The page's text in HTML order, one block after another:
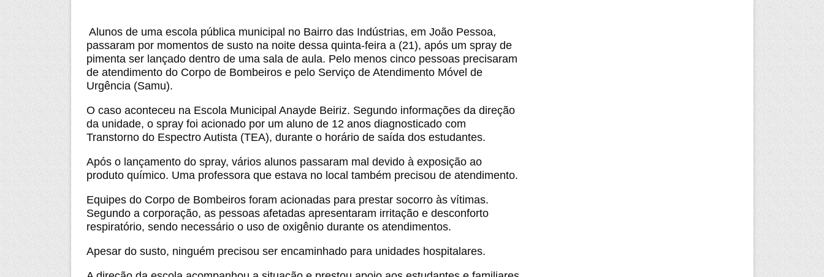
Alunos de uma escola pública municipal no Bairro das Indústrias, em João Pessoa,
passaram por momentos de susto na noite dessa quinta-feira a (21), após um spray de
pimenta ser lançado dentro de uma sala de aula. Pelo menos cinco pessoas precisaram
de atendimento do Corpo de Bombeiros e pelo Serviço de Atendimento Móvel de
Urgência (Samu).
O caso aconteceu na Escola Municipal Anayde Beiriz. Segundo informações da direção
da unidade, o spray foi acionado por um aluno de 12 anos diagnosticado com
Transtorno do Espectro Autista (TEA), durante o horário de saída dos estudantes.
Após o lançamento do spray, vários alunos passaram mal devido à exposição ao
produto químico. Uma professora que estava no local também precisou de atendimento.
Equipes do Corpo de Bombeiros foram acionadas para prestar socorro às vítimas.
Segundo a corporação, as pessoas afetadas apresentaram irritação e desconforto
respiratório, sendo necessário o uso de oxigênio durante os atendimentos.
Apesar do susto, ninguém precisou ser encaminhado para unidades hospitalares.